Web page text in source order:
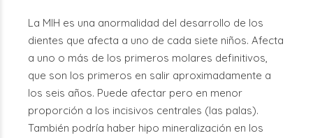
La MIH es una anormalidad del desarrollo de los
dientes que afecta a uno de cada siete niños. Afecta
a uno o más de los primeros molares definitivos,
que son los primeros en salir aproximadamente a
los seis años. Puede afectar pero en menor
proporción a los incisivos centrales (las palas).
También podría haber hipo mineralización en los